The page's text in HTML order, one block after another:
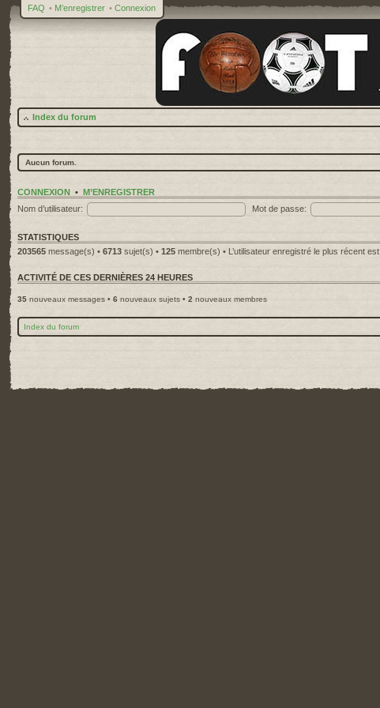
FAQ • M’enregistrer • Connexion
Index du forum
Aucun forum.
CONNEXION • M’ENREGISTRER
Nom d’utilisateur:
Mot de passe:
STATISTIQUES
203565 message(s) • 6713 sujet(s) • 125 membre(s) • L’utilisateur enregistré le plus récent est
ACTIVITÉ DE CES DERNIÈRES 24 HEURES
35 nouveaux messages • 6 nouveaux sujets • 2 nouveaux membres
Index du forum